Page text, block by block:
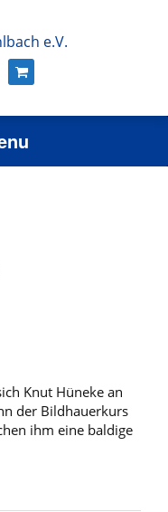
shopping-
Knut Hüneke an
der Bildhauerkurs
ihm eine baldige